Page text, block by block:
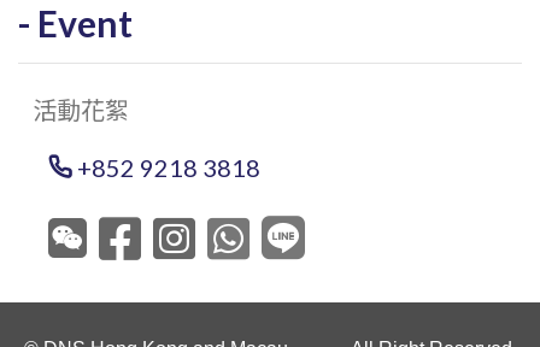
Event
活動花絮
+852 9218 3818